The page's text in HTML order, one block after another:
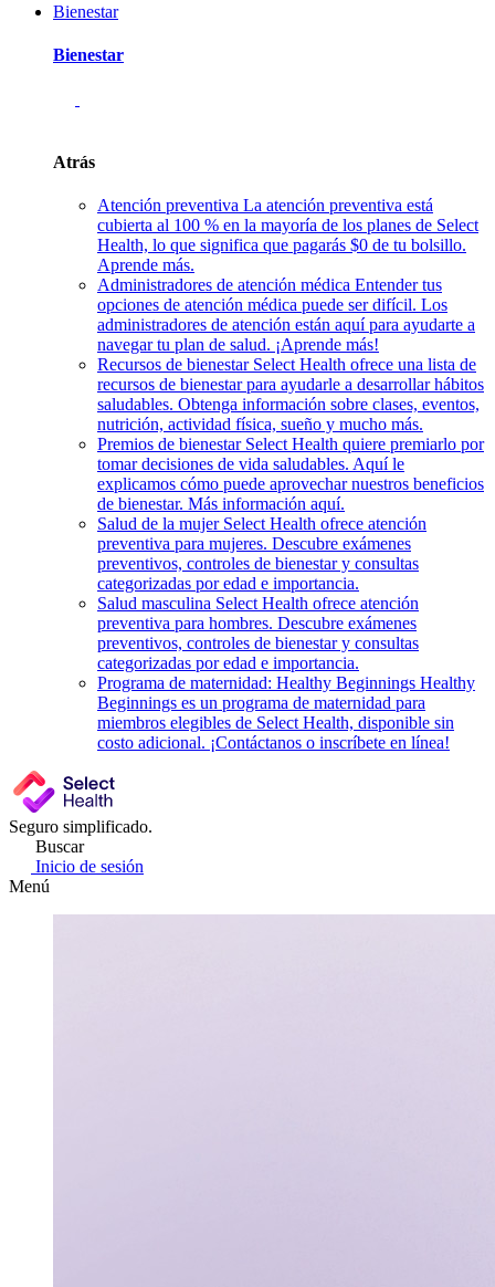
Bienestar
Bienestar
Atrás
Atención preventiva La atención preventiva está
cubierta al 100 % en la mayoría de los planes de Select
Health, lo que significa que pagarás $0 de tu bolsillo.
Aprende más.
Administradores de atención médica Entender tus
opciones de atención médica puede ser difícil. Los
administradores de atención están aquí para ayudarte a
navegar tu plan de salud. ¡Aprende más!
Recursos de bienestar Select Health ofrece una lista de
recursos de bienestar para ayudarle a desarrollar hábitos
saludables. Obtenga información sobre clases, eventos,
nutrición, actividad física, sueño y mucho más.
Premios de bienestar Select Health quiere premiarlo por
tomar decisiones de vida saludables. Aquí le
explicamos cómo puede aprovechar nuestros beneficios
de bienestar. Más información aquí.
Salud de la mujer Select Health ofrece atención
preventiva para mujeres. Descubre exámenes
preventivos, controles de bienestar y consultas
categorizadas por edad e importancia.
Salud masculina Select Health ofrece atención
preventiva para hombres. Descubre exámenes
preventivos, controles de bienestar y consultas
categorizadas por edad e importancia.
Programa de maternidad: Healthy Beginnings Healthy
Beginnings es un programa de maternidad para
miembros elegibles de Select Health, disponible sin
costo adicional. ¡Contáctanos o inscríbete en línea!
Seguro simplificado.
Buscar
Inicio de sesión
Menú